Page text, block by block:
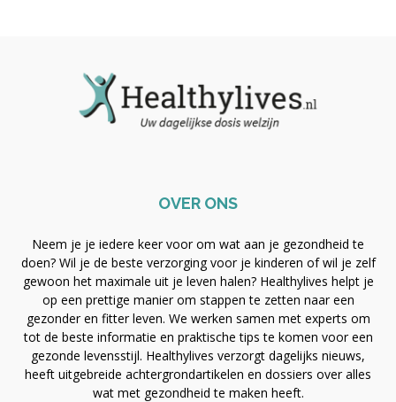
OVER ONS
Neem je je iedere keer voor om wat aan je gezondheid te
doen? Wil je de beste verzorging voor je kinderen of wil je zelf
gewoon het maximale uit je leven halen? Healthylives helpt je
op een prettige manier om stappen te zetten naar een
gezonder en fitter leven. We werken samen met experts om
tot de beste informatie en praktische tips te komen voor een
gezonde levensstijl. Healthylives verzorgt dagelijks nieuws,
heeft uitgebreide achtergrondartikelen en dossiers over alles
wat met gezondheid te maken heeft.